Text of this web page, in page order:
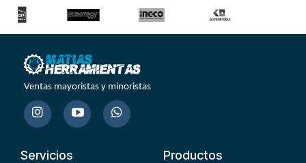
Ventas mayoristas y minoristas
Servicios Productos